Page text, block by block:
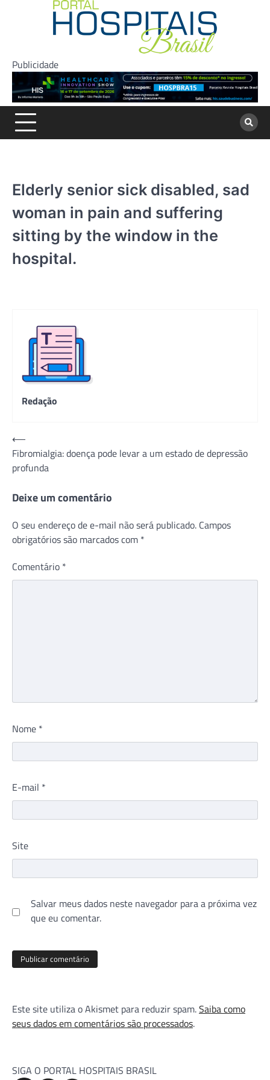
Publicidade
Elderly senior sick disabled, sad
woman in pain and suffering
sitting by the window in the
hospital.
Redação
Navegação
de
Post
⟵
Fibromialgia: doença pode levar a um estado de depressão
profunda
Deixe um comentário
O seu endereço de e-mail não será publicado. Campos
obrigatórios são marcados com *
Comentário *
Nome *
E-mail *
Site
Salvar meus dados neste navegador para a próxima vez
que eu comentar.
Este site utiliza o Akismet para reduzir spam.Saiba como
seus dados em comentários são processados.
SIGA O PORTAL HOSPITAIS BRASIL